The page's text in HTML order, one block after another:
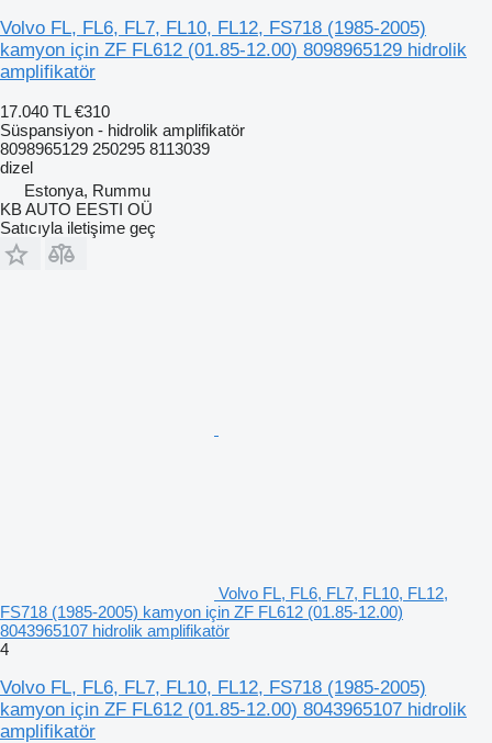
Volvo FL, FL6, FL7, FL10, FL12, FS718 (1985-2005)
kamyon için ZF FL612 (01.85-12.00) 8098965129 hidrolik
amplifikatör
17.040 TL €310
Süspansiyon - hidrolik amplifikatör
8098965129 250295 8113039
dizel
Estonya, Rummu
KB AUTO EESTI OÜ
Satıcıyla iletişime geç
Volvo FL, FL6, FL7, FL10, FL12,
FS718 (1985-2005) kamyon için ZF FL612 (01.85-12.00)
8043965107 hidrolik amplifikatör
4
Volvo FL, FL6, FL7, FL10, FL12, FS718 (1985-2005)
kamyon için ZF FL612 (01.85-12.00) 8043965107 hidrolik
amplifikatör